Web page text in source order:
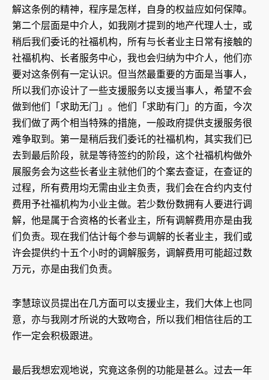
解这条例的精神，程序是怎样，自身的权益应如何保障。
第二个层面是中介人，如我刚才提到的地产代理人士，或
稍后我们委讬的社福机构，所有与长者业主日常有接触的
社福机构、长者服务中心，我也会归纳为中介人，他们亦
要对这条例有一定认识。但当然最重要的方面是当事人，
所以我们亦设计了一些支援服务以支援当事人，希望不会
做到他们「求助无门」。他们「求助有门」的方面，今次
我们做了两个相当特殊的措施，一般政府提供支援服务很
难争取到。第一是稍后我们委讬的社福机构，其实我们已
去到最后阶段，就是等待签约的阶段，这个社福机构做外
展服务会为这些长者业主就他们的个案去查证，在查证的
过程，所有费用均无需由业主负责，我们会在合约内支付
费用予社福机构为小业主做。若少数份数拥有人要进行调
解，他是属于合资格的长者业主，所有调解费用亦是由我
们负责。现在我们估计每个参与调解的长者业主，我们或
许会提供约十五个小时的调解服务，调解费用可能超过数
万元，亦是由我们负责。
李慧琼议员提出在几方面可以支援业主，我们大体上也同
意，亦与我刚才所说的大致吻合，所以我们相信往后的工
作一定会积极跟进。
最后我想宏观地说，究竟这条例的功能是甚么。过去一年